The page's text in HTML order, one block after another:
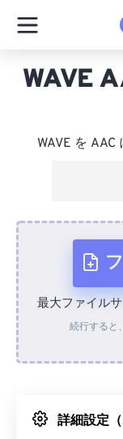
WAVE
WAVE を AAC
最大ファイル
続行すると、
詳細設定（